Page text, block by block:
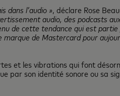
dans l’audio », déclare Rose
audio, des podcasts
de cette tendance qui est partie
de Mastercard pour
et les vibrations qui font
par son identité sonore ou sa